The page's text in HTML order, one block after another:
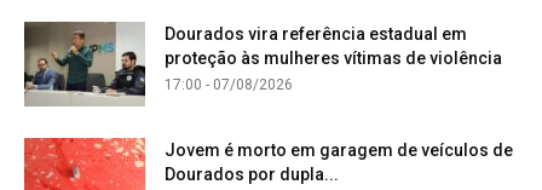
Dourados vira referência estadual em
proteção às mulheres vítimas de violência
17:00 - 07/08/2026
Jovem é morto em garagem de veículos de
Dourados por dupla...